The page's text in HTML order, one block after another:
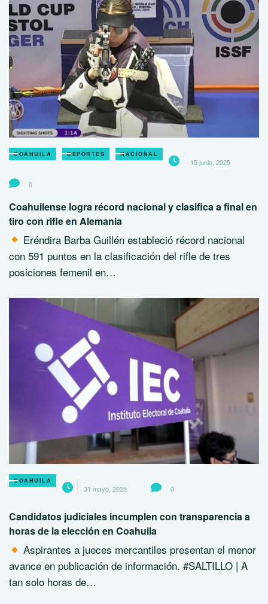
COAHUILA DEPORTES NACIONAL
15 junio, 2025
0
Coahuilense logra récord nacional y clasifica a final en
tiro con rifle en Alemania
Eréndira Barba Guillén estableció récord nacional
con 591 puntos en la clasificación del rifle de tres
posiciones femenil en…
COAHUILA
31 mayo, 2025 0
Candidatos judiciales incumplen con transparencia a
horas de la elección en Coahuila
Aspirantes a jueces mercantiles presentan el menor
avance en publicación de información. #SALTILLO | A
tan solo horas de…